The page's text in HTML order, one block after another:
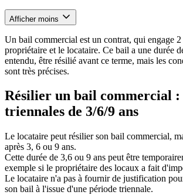
Afficher moins
Un bail commercial est un contrat, qui engage 2
propriétaire et le locataire. Ce bail a une durée
entendu, être résilié avant ce terme, mais les
sont très précises.
Résilier un bail commercial :
triennales de 3/6/9 ans
Le locataire peut résilier son bail commercial,
après 3, 6 ou 9 ans.
Cette durée de 3,6 ou 9 ans peut être
exemple si le propriétaire des locaux a fait
Le locataire n'a pas à fournir de justification
son bail à l'issue d'une période triennale.